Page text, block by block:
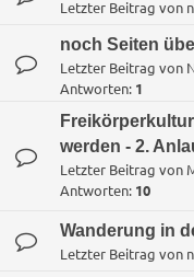
Letzter Beitrag von
noch Seiten
Letzter Beitrag von
Antworten: 1
werden - 2.
Letzter Beitrag von
Antworten: 10
Wanderung in
Letzter Beitrag von